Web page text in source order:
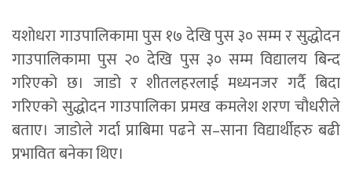
यशोधरा गाउपालिकामा पुस १७ देखि पुस ३० सम्म र सुद्धोदन
गाउपालिकामा पुस २० देखि पुस ३० सम्म विद्यालय बिन्द
गरिएको छ। जाडो र शीतलहरलाई मध्यनजर गर्दै बिदा
गरिएको सुद्धोदन गाउपालिका प्रमख कमलेश शरण चौधरीले
बताए। जाडोले गर्दा प्राबिमा पढने स–साना विद्यार्थीहरु बढी
प्रभावित बनेका थिए।